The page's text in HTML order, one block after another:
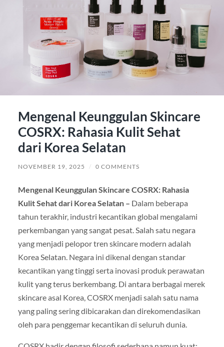
Mengenal Keunggulan Skincare
COSRX: Rahasia Kulit Sehat
dari Korea Selatan
NOVEMBER 19, 2025 / 0 COMMENTS
Mengenal Keunggulan Skincare COSRX: Rahasia
Kulit Sehat dari Korea Selatan – Dalam beberapa
tahun terakhir, industri kecantikan global mengalami
perkembangan yang sangat pesat. Salah satu negara
yang menjadi pelopor tren skincare modern adalah
Korea Selatan. Negara ini dikenal dengan standar
kecantikan yang tinggi serta inovasi produk perawatan
kulit yang terus berkembang. Di antara berbagai merek
skincare asal Korea, COSRX menjadi salah satu nama
yang paling sering dibicarakan dan direkomendasikan
oleh para penggemar kecantikan di seluruh dunia.